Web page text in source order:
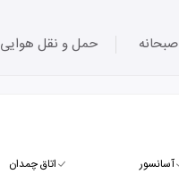
صبحانه حمل و نقل هوایی
آسانسور اتاق چمدان